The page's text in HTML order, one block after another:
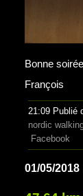
Bonne
François
21:09 Publié
nordic
Facebook
01/05/2018